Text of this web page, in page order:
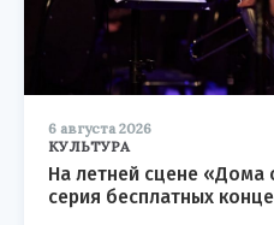
6 августа 2026
КУЛЬТУРА
На летней сцене
серия бесплатных